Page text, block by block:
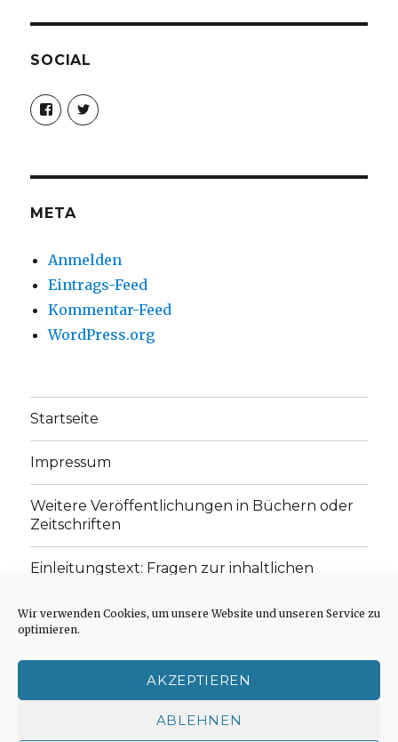
Wir verwenden Cookies, um unsere Website und unseren Service zu
optimieren.
AKZEPTIEREN
ABLEHNEN
SOCIAL
Profil
von
christoph.fleischer1
anzeigen
Profil
von
anzeigen
META
Anmelden
Eintrags-Feed
Kommentar-Feed
WordPress.org
Startseite
Impressum
Weitere Veröffentlichungen in Büchern oder
Zeitschriften
Einleitungstext: Fragen zur inhaltlichen
„schwachen Glaubens“
Cookie-Richtlinie (EU)